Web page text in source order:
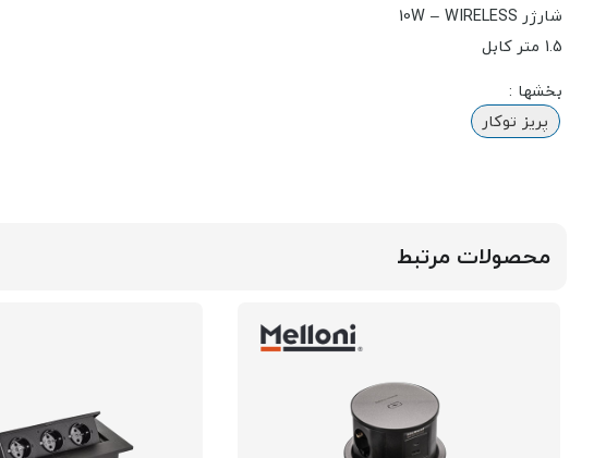
شارژر 10W – WIRELESS
1.5 متر کابل
بخشها :
پریز توکار
محصولات مرتبط